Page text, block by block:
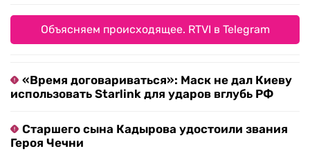
Объясняем происходящее. RTVI в Telegram
«Время договариваться»: Маск не дал Киеву
использовать Starlink для ударов вглубь РФ
Старшего сына Кадырова удостоили звания
Героя Чечни